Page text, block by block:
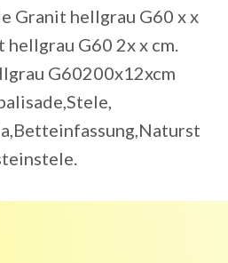
Granit hellgrau G60 x x
hellgrau G60 2x x cm.
G60200x12xcm